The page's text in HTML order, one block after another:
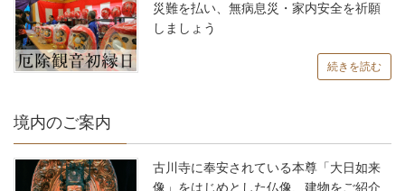
災難を払い、無病息災・家内安全を祈願
しましょう
続きを読む
境内のご案内
古川寺に奉安されている本尊「大日如来
像」をはじめとした仏像、建物をご紹介